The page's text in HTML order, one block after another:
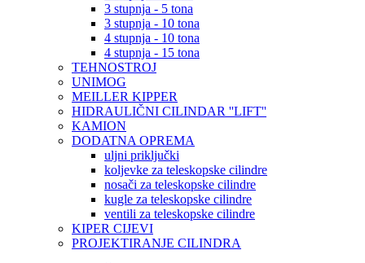
3 stupnja - 5 tona
3 stupnja - 10 tona
4 stupnja - 10 tona
4 stupnja - 15 tona
TEHNOSTROJ
UNIMOG
MEILLER KIPPER
HIDRAULIČNI CILINDAR ''LIFT''
KAMION
DODATNA OPREMA
uljni priključki
koljevke za teleskopske cilindre
nosači za teleskopske cilindre
kugle za teleskopske cilindre
ventili za teleskopske cilindre
KIPER CIJEVI
PROJEKTIRANJE CILINDRA